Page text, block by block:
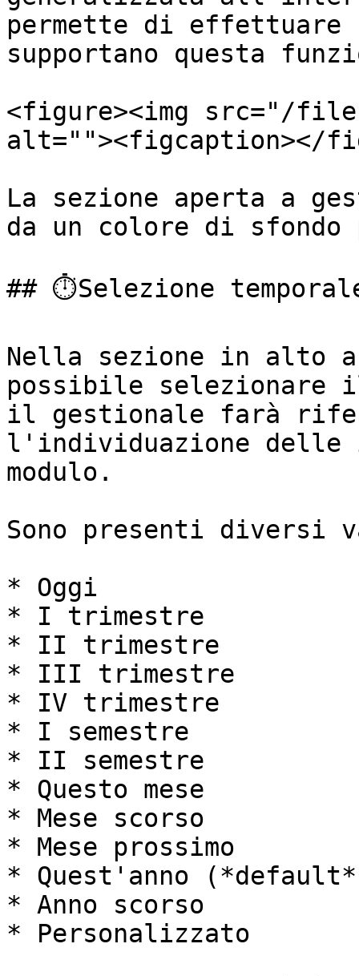
permette di
supportano questa
<figure><img src="/
alt=""><figcaption></
La sezione aperta a
da un colore di sfondo
## ⏱️️Selezione
Nella sezione in alto
possibile selezionare
il gestionale farà
l'individuazione delle
modulo.
Sono presenti diversi
* Oggi
* I trimestre
* II trimestre
* III trimestre
* IV trimestre
* I semestre
* II semestre
* Questo mese
* Mese scorso
* Mese prossimo
* Quest'anno
* Anno scorso
* Personalizzato